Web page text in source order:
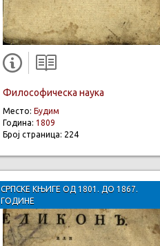
Философическа наука
Место: Будим
Година: 1809
Број страница: 224
СРПСКЕ КЊИГЕ ОД 1801. ДО 1867.
ГОДИНЕ